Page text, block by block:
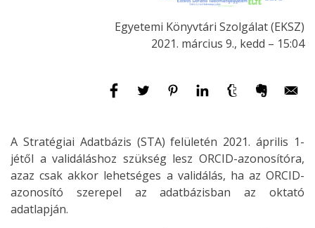
Egyetemi Könyvtári Szolgálat (EKSZ)
2021. március 9., kedd – 15:04
A Stratégiai Adatbázis (STA) felületén 2021. április 1-
jétől a validáláshoz szükség lesz ORCID-azonosítóra,
azaz csak akkor lehetséges a validálás, ha az ORCID-
azonosító szerepel az adatbázisban az oktató
adatlapján.